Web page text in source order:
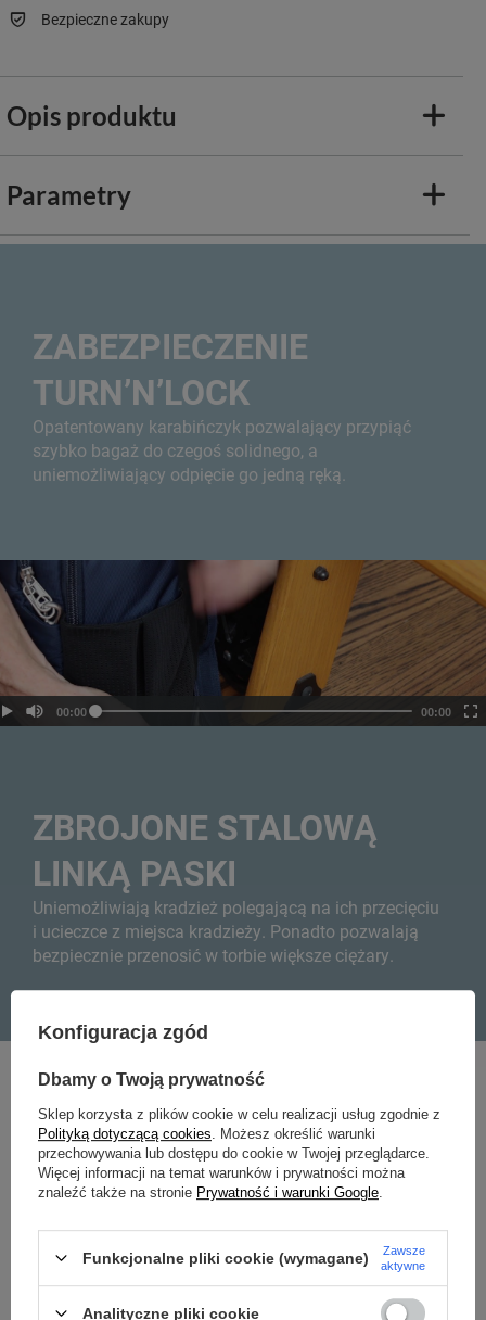
Bezpieczne zakupy
Opis produktu
Parametry
ZABEZPIECZENIE
TURN’N’LOCK
Opatentowany karabińczyk pozwalający przypiąć
szybko bagaż do czegoś solidnego, a
uniemożliwiający odpięcie go jedną ręką.
ZBROJONE STALOWĄ
LINKĄ PASKI
Uniemożliwiają kradzież polegającą na ich przecięciu
i ucieczce z miejsca kradzieży. Ponadto pozwalają
bezpiecznie przenosić w torbie większe ciężary.
Konfiguracja zgód
Dbamy o Twoją prywatność
Sklep korzysta z plików cookie w celu realizacji usług zgodnie z
Polityką dotyczącą cookies . Możesz określić warunki
przechowywania lub dostępu do cookie w Twojej przeglądarce.
Więcej informacji na temat warunków i prywatności można
znaleźć także na stronie Prywatność i warunki Google
Funkcjonalne pliki cookie (wymagane)
Zawsze
aktywne
Analityczne pliki cookie